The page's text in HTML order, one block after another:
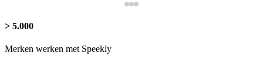
> 5.000
Merken werken met Speekly